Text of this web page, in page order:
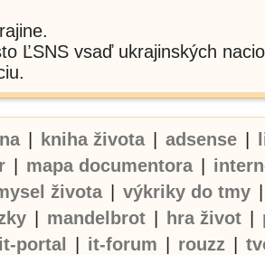
ĽSNS vsaď ukrajinských
kniha života adsense
mapa documentora
života výkriky do tmy
mandelbrot hra život
it-portal it-forum rouzz